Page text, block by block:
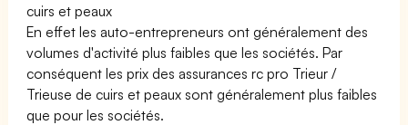
cuirs et peaux
En effet les auto-entrepreneurs ont généralement des
volumes d'activité plus faibles que les sociétés. Par
conséquent les prix des assurances rc pro Trieur /
Trieuse de cuirs et peaux sont généralement plus faibles
que pour les sociétés.